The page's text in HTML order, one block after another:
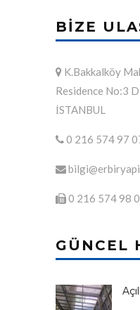
BIZE
K.Bakkalköy
Residence No:3
İSTANBUL
0 216 574 97
0 216 574 98
GÜNCEL